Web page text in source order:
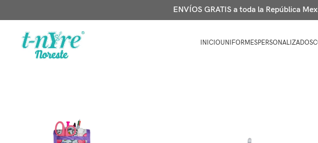
ENVÍOS GRATIS a toda la República
INICIOUNIFORMESPERSONALIZADOS